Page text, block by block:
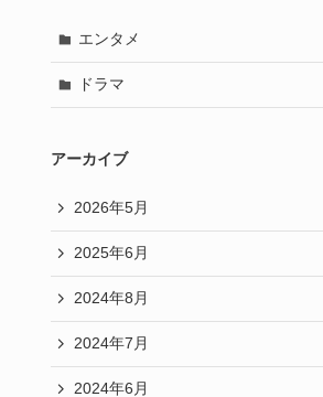
エンタメ
ドラマ
アーカイブ
2026年5月
2025年6月
2024年8月
2024年7月
2024年6月